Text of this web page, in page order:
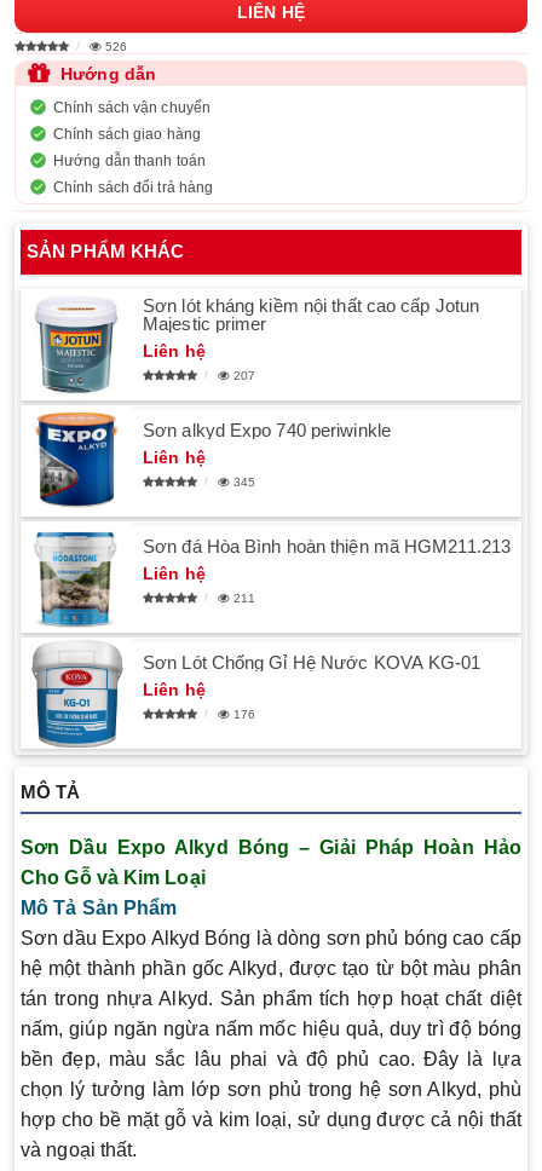
LIÊN HỆ
526
Hướng dẫn
Chính sách vận chuyển
Chính sách giao hàng
Hướng dẫn thanh toán
Chính sách đổi trả hàng
SẢN PHẨM KHÁC
Sơn lót kháng kiềm nội thất cao cấp Jotun
Majestic primer
Liên hệ
207
Sơn alkyd Expo 740 periwinkle
Liên hệ
345
Sơn đá Hòa Bình hoàn thiện mã HGM211.213
Liên hệ
211
Sơn Lót Chống Gỉ Hệ Nước KOVA KG-01
Liên hệ
176
MÔ TẢ
Sơn Dầu Expo Alkyd Bóng – Giải Pháp Hoàn Hảo
Cho Gỗ và Kim Loại
Mô Tả Sản Phẩm
Sơn dầu Expo Alkyd Bóng là dòng sơn phủ bóng cao cấp
hệ một thành phần gốc Alkyd, được tạo từ bột màu phân
tán trong nhựa Alkyd. Sản phẩm tích hợp hoạt chất diệt
nấm, giúp ngăn ngừa nấm mốc hiệu quả, duy trì độ bóng
bền đẹp, màu sắc lâu phai và độ phủ cao. Đây là lựa
chọn lý tưởng làm lớp sơn phủ trong hệ sơn Alkyd, phù
hợp cho bề mặt gỗ và kim loại, sử dụng được cả nội thất
và ngoại thất.